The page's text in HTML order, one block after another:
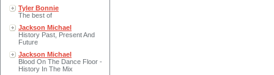
Tyler Bonnie
The best of
Jackson Michael
History Past, Present And
Future
Jackson Michael
Blood On The Dance Floor -
History In The Mix